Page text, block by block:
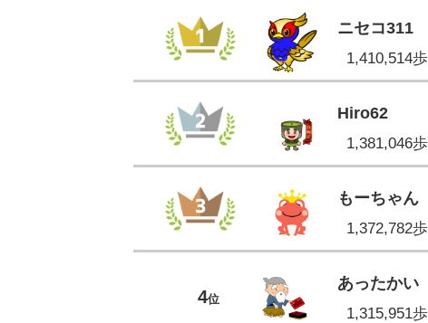
ニセコ311
1,410,514
Hiro62
1,381,046
もーちゃん
1,372,782
4位
あったかい
1,315,951